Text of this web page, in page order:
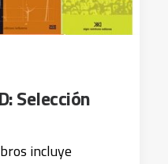
Selección
incluye